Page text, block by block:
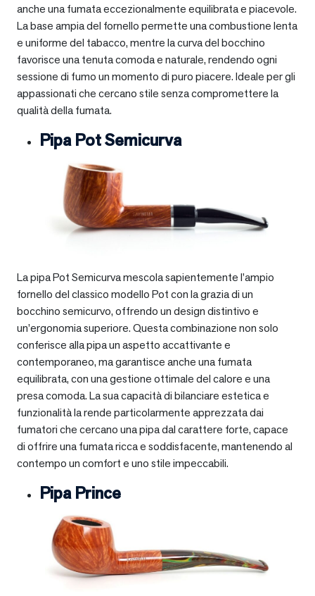
anche una fumata eccezionalmente equilibrata e piacevole.
La base ampia del fornello permette una combustione lenta
e uniforme del tabacco, mentre la curva del bocchino
favorisce una tenuta comoda e naturale, rendendo ogni
sessione di fumo un momento di puro piacere. Ideale per gli
appassionati che cercano stile senza compromettere la
qualità della fumata.
Pipa Pot Semicurva
La pipa Pot Semicurva mescola sapientemente l’ampio
fornello del classico modello Pot con la grazia di un
bocchino semicurvo, offrendo un design distintivo e
un’ergonomia superiore. Questa combinazione non solo
conferisce alla pipa un aspetto accattivante e
contemporaneo, ma garantisce anche una fumata
equilibrata, con una gestione ottimale del calore e una
presa comoda. La sua capacità di bilanciare estetica e
funzionalità la rende particolarmente apprezzata dai
fumatori che cercano una pipa dal carattere forte, capace
di offrire una fumata ricca e soddisfacente, mantenendo al
contempo un comfort e uno stile impeccabili.
Pipa Prince